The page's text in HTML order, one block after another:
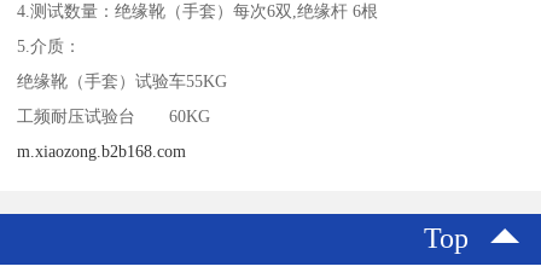
4.测试数量：绝缘靴（手套）每次6双,绝缘杆 6根
5.介质：
绝缘靴（手套）试验车55KG
工频耐压试验台 60KG
m.xiaozong.b2b168.com
Top